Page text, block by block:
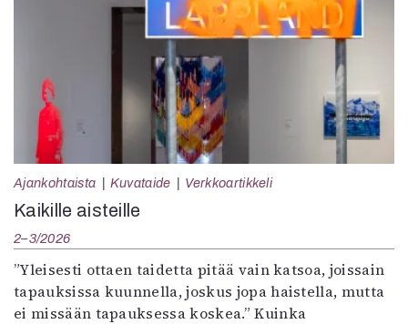
Ajankohtaista Kuvataide Verkkoartikkeli
Kaikille aisteille
2–3/2026
”Yleisesti ottaen taidetta pitää vain katsoa, joissain
tapauksissa kuunnella, joskus jopa haistella, mutta
ei missään tapauksessa koskea.” Kuinka